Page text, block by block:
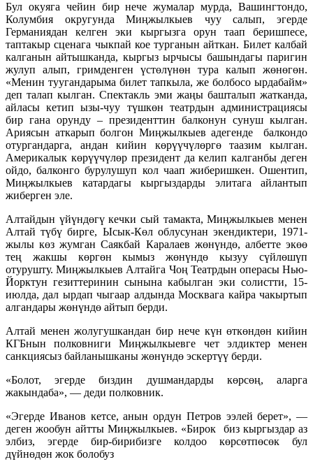
Бул окуяга чейин бир нече жумалар мурда, Вашингтондо,
Колумбия округунда Миңжылкыев чуу салып, эгерде
Германиядан келген эки кыргызга орун таап беришпесе,
таптакыр сценага чыкпай кое турганын айткан. Билет калбай
калганын айтышканда, кыргыз ырчысы башындагы паригин
жулуп алып, гримденген үстөлүнөн тура калып жөнөгөн.
«Менин туугандарыма билет тапкыла, же болбосо ырдабайм»
деп талап кылган. Спектакль эми жаңы башталып жатканда,
айласы кетип ызы-чуу түшкөн театрдын администрациясы
бир гана орунду – президенттин балконун сунуш кылган.
Ариясын аткарып болгон Миңжылкыев адегенде балкондо
отургандарга, андан кийин көрүүчүлөргө таазим кылган.
Америкалык көрүүчүлөр президент да келип калганбы деген
ойдо, балконго бурулушуп кол чаап жиберишкен. Ошентип,
Миңжылкыев катардагы кыргыздарды элитага айлантып
жиберген эле.
Алтайдын үйүндөгү кечки сый тамакта, Миңжылкыев менен
Алтай түбү бирге, Ысык-Көл облусунан экендиктери, 1971-
жылы көз жумган Саякбай Каралаев жөнүндө, албетте экөө
тең жакшы көргөн кымыз жөнүндө кызуу сүйлөшүп
отурушту. Миңжылкыев Алтайга Чоң Театрдын операсы Нью-
Йорктун гезиттеринин сынына кабылган эки солистти, 15-
июлда, дал ырдап чыгаар алдында Москвага кайра чакыртып
алгандары жөнүндө айтып берди.
Алтай менен жолугушкандан бир нече күн өткөндөн кийин
КГБнын полковниги Миңжылкыевге чет элдиктер менен
санкциясыз байланышканы жөнүндө эскертүү берди.
«Болот, эгерде биздин душмандарды көрсөң, аларга
жакындаба», — деди полковник.
«Эгерде Иванов кетсе, анын ордун Петров ээлей берет», —
деген жообун айтты Миңжылкыев. «Бирок биз кыргыздар аз
элбиз, эгерде бир-бирибизге колдоо көрсөтпөсөк бул
дүйнөдөн жок болобуз